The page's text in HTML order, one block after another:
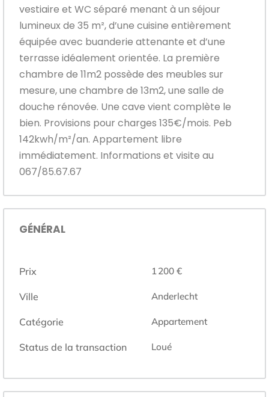
vestiaire et WC séparé menant à un séjour
lumineux de 35 m², d’une cuisine entièrement
équipée avec buanderie attenante et d’une
terrasse idéalement orientée. La première
chambre de 11m2 possède des meubles sur
mesure, une chambre de 13m2, une salle de
douche rénovée. Une cave vient complète le
bien. Provisions pour charges 135€/mois. Peb
142kwh/m²/an. Appartement libre
immédiatement. Informations et visite au
067/85.67.67
GÉNÉRAL
Prix 1 200 €
Ville Anderlecht
Catégorie Appartement
Status de la transaction Loué